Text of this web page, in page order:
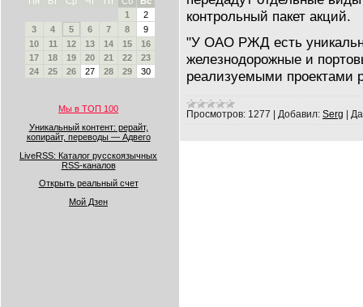
1
2
3
4 5 6 7 8
9
10
11 12 13 14 15
16
17
18 19 20 21 22
23
24
25 26 27 28 29 30
Мы в ТОП 100
Уникальный контент: рерайт,
копирайт, переводы — Адвего
LiveRSS: Каталог русскоязычных
RSS-каналов
Открыть реальный счет
Мой Дзен
контрольный пакет акций.
"У ОАО РЖД есть
железнодорожные и
реализуемыми проектами
Просмотров: 1277 | Добавил: Serg |